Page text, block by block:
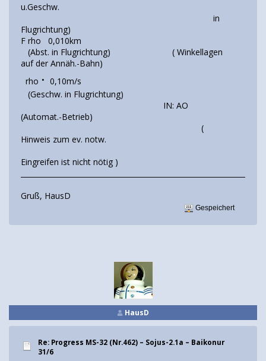
u.Geschw.
in
Flugrichtung)
F rho 0,010km
(Abst. in Flugrichtung) ( Winkellagen
auf der Annäh.-Bahn)
rho . 0,10m/s
(Geschw. in Flugrichtung)
IN: AO
(Automat.-Betrieb)
(
Hinweis zum ev. notw.
Eingreifen ist nicht nötig )
Gruß, HausD
Gespeichert
HausD
Re: Progress MS-32 (Nr.462) – Sojus-2.1а – Baikonur
31/6